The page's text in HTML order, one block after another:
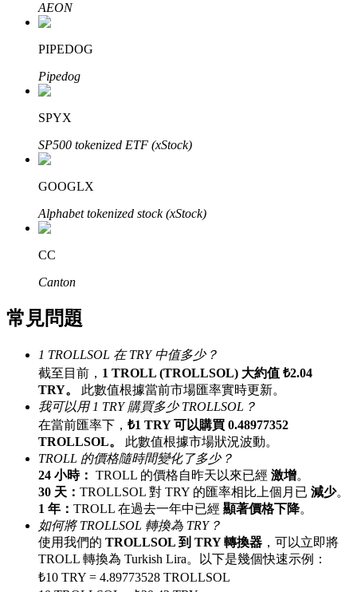
Bitrue渠道合伙人
最高達65%佣金！
邀请好友
邀請朋友獲得現金獎勵
AEON
PIPEDOG
Pipedog
SPYX
SP500 tokenized ETF (xStock)
GOOGLX
Alphabet tokenized stock (xStock)
CC
Canton
常見問題
1 TROLLSOL 在 TRY 中值多少？
截至目前， 1 TROLL (TROLLSOL) 大約值 ₺2.04
TRY。
此數值根據當前市場匯率實時更新。
我可以用 1 TRY 購買多少 TROLLSOL？
在當前匯率下， ₺1 TRY 可以購買 0.48977352
TROLLSOL。
此數值根據市場狀況波動。
TROLL 的價格隨時間變化了多少？
24 小時： TROLL 的價格自昨天以來已經 激增。
30 天： TROLLSOL 對 TRY 的匯率相比上個月已 減少。
1 年： TROLL 在過去一年中已經 顯著價格下降。
如何將 TROLLSOL 轉換為 TRY？
使用我們的 TROLLSOL 到 TRY 轉換器 ，可以立即將
TROLL 轉換為 Turkish Lira。以下是幾個快速示例：
₺10 TRY = 4.89773528 TROLLSOL